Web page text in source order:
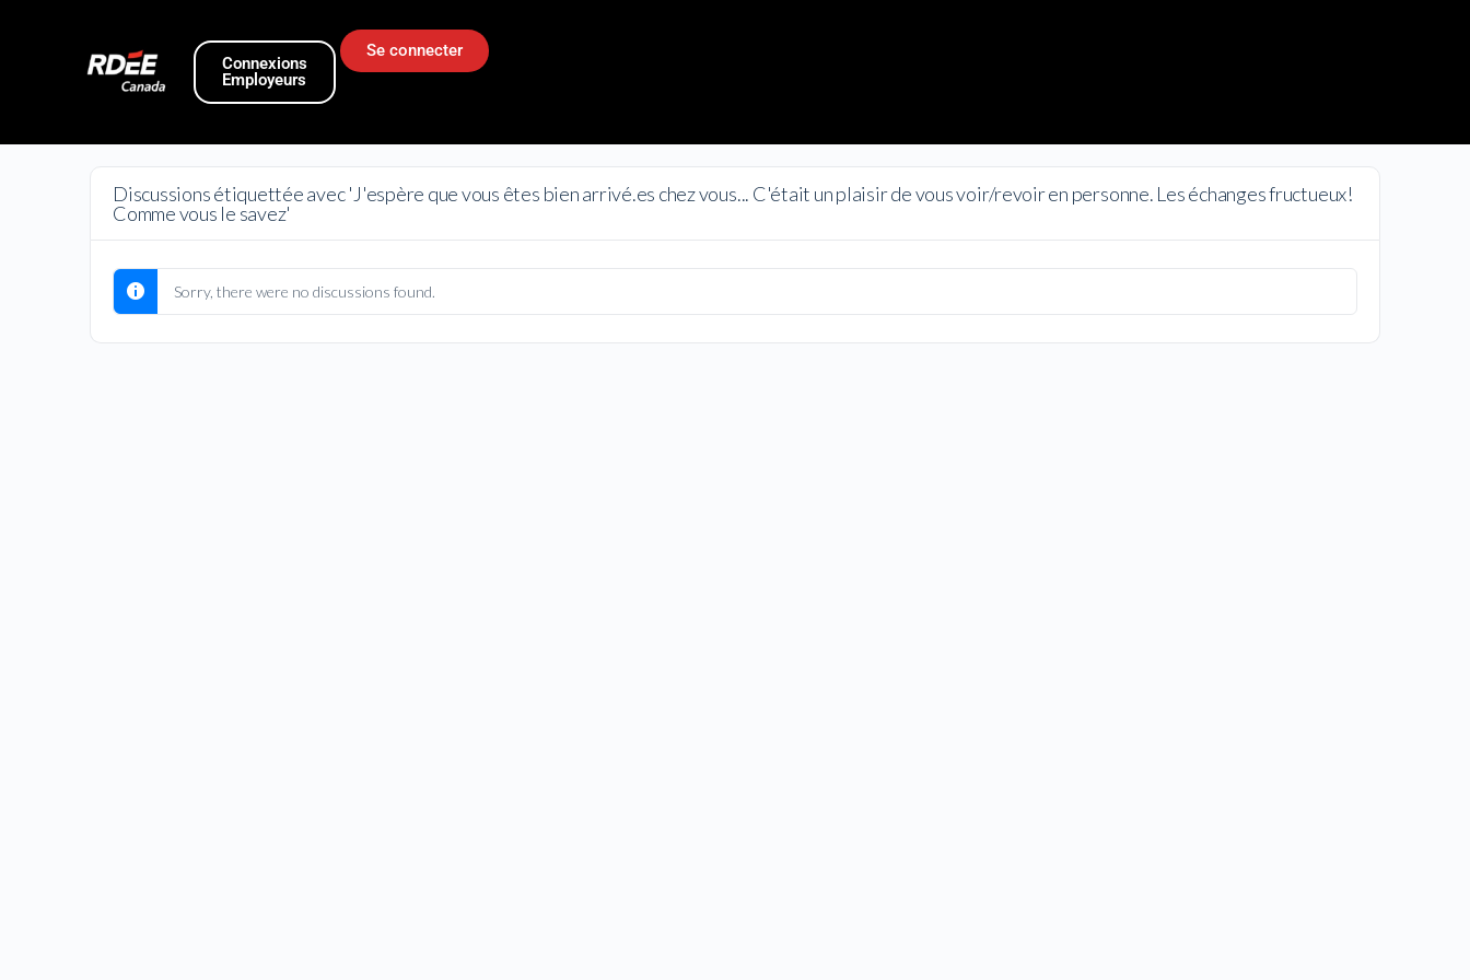
Connexions
Employeurs
Se connecter
Discussions étiquettée avec 'J'espère que vous êtes bien arrivé.es chez vous... C'était un plaisir de vous voir/revoir en personne. Les échanges fructueux!
Comme vous le savez'
Sorry, there were no discussions found.